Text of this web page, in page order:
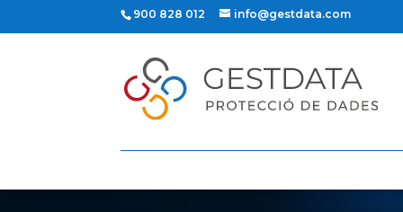
900 828 012 info@gestdata.com